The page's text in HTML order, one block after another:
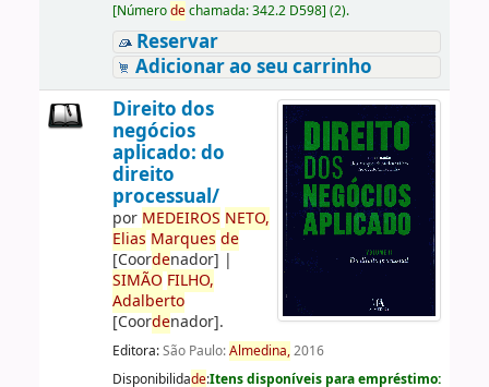
[Númerodechamada:342.2 D598] (2).
Reservar
Adicionar ao seu carrinho
Direito dos
negócios
aplicado: do
direito
processual/
por MEDEIROS NETO,
Elias Marques de
[Coordenador] |
SIMÃO FILHO,
Adalberto
[Coordenador].
Editora:São Paulo:Almedina,2016
Disponibilidade:Itens disponíveis para empréstimo: